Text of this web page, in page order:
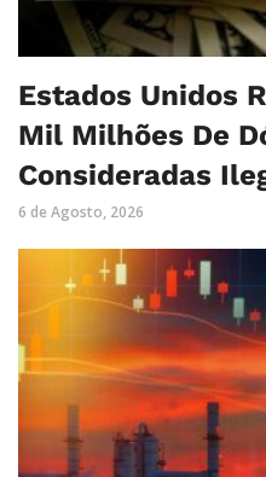
Estados Unidos
Mil Milhões De
Consideradas
6 de Agosto, 2026